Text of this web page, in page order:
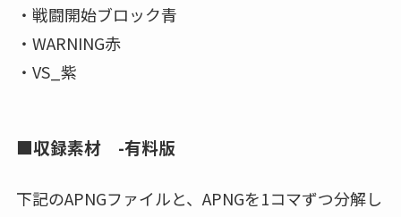
・戦闘開始ブロック青
・WARNING赤
・VS_紫
■収録素材 -有料版
下記のAPNGファイルと、APNGを1コマずつ分解し